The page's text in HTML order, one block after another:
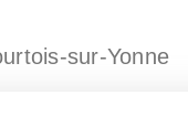
sur-Yonne